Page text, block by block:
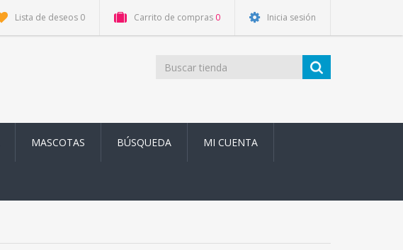
Lista de deseos 0 Carrito de compras 0 Inicia sesión
MASCOTAS BÚSQUEDA MI CUENTA